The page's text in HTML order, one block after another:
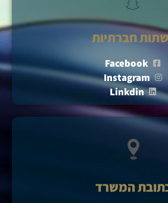
חברתיות
Facebook
Instagram
Linkdin
המשרד